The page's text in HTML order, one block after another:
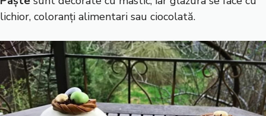
lichior, coloranți alimentari sau ciocolată.